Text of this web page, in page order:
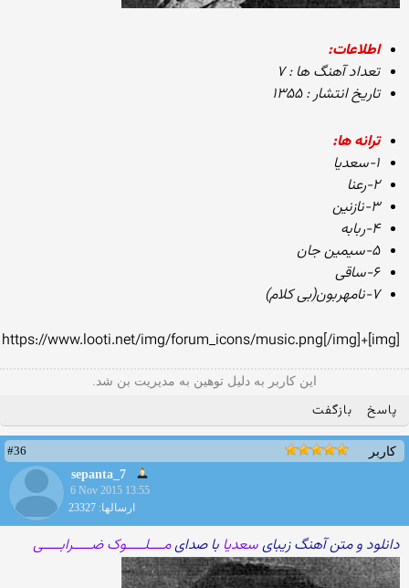
اطلاعات:
تعداد آهنگ ها : ۷
تاریخ انتشار : ۱۳۵۵
ترانه ها:
۱-سعدیا
۲-رعنا
۳-نازنین
۴-ربابه
۵-سیمین جان
۶-ساقی
۷-نامهربون(بی کلام)
[img]+https://www.looti.net/img/forum_icons/music.png[/img]
این کاربر به دلیل توهین به مدیریت بن شد.
پاسخ بازگفت
کاربر
#36
sepanta_7
6 Nov 2015 13:55
ارسالها: 23327
دانلود و متن آهنگ زیبایسعدیا با صدایمــــلـــــوک ضـــــرابـــــی